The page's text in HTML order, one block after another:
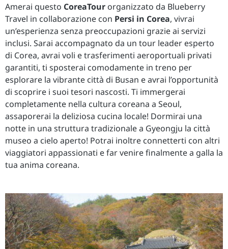
Amerai questo CoreaTour organizzato da Blueberry
Travel in collaborazione con Persi in Corea, vivrai
un’esperienza senza preoccupazioni grazie ai servizi
inclusi. Sarai accompagnato da un tour leader esperto
di Corea, avrai voli e trasferimenti aeroportuali privati
garantiti, ti sposterai comodamente in treno per
esplorare la vibrante città di Busan e avrai l’opportunità
di scoprire i suoi tesori nascosti. Ti immergerai
completamente nella cultura coreana a Seoul,
assaporerai la deliziosa cucina locale! Dormirai una
notte in una struttura tradizionale a Gyeongju la città
museo a cielo aperto! Potrai inoltre connetterti con altri
viaggiatori appassionati e far venire finalmente a galla la
tua anima coreana.